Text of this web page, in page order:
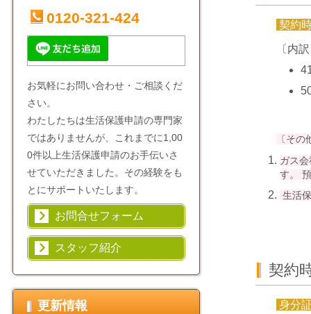
契約
〔内
〔そ
ガス
す。
生活
契約
身分
0120-321-424
お気軽にお問い合わせ・ご相談くだ
さい。
わたしたちは生活保護申請の専門家
ではありませんが、これまでに1,00
0件以上生活保護申請のお手伝いさ
せていただきました。その経験をも
とにサポートいたします。
お問合せフォーム
スタッフ紹介
更新情報